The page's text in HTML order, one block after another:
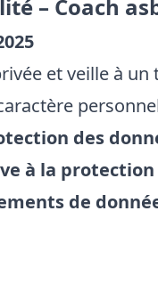
– Coach
et veille à
des
à la
de